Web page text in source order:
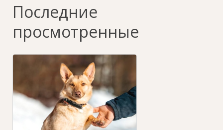
Последние
просмотренные